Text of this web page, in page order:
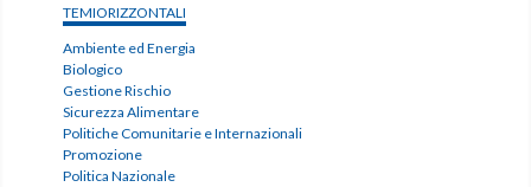
TEMIORIZZONTALI
Ambiente ed Energia
Biologico
Gestione Rischio
Sicurezza Alimentare
Politiche Comunitarie e Internazionali
Promozione
Politica Nazionale